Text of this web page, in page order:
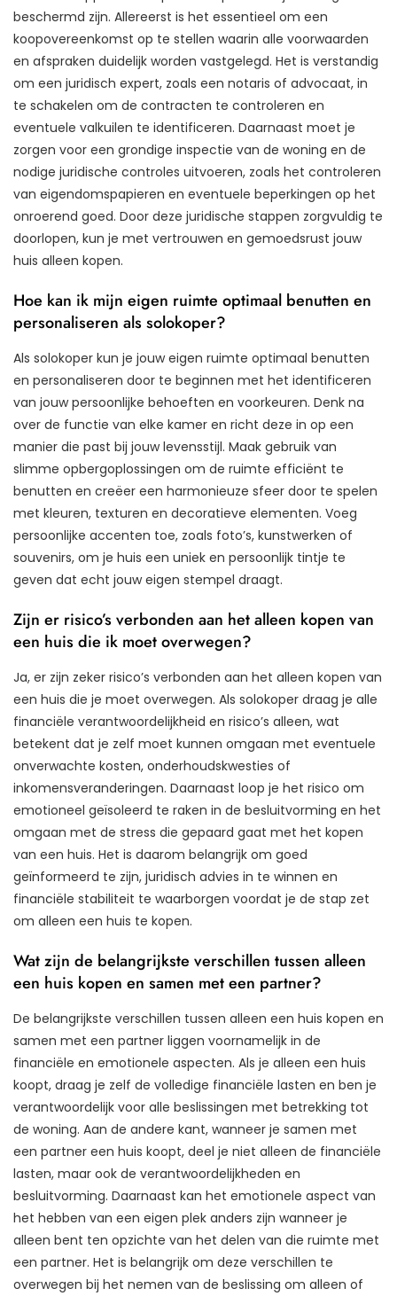
beschermd zijn. Allereerst is het essentieel om een
koopovereenkomst op te stellen waarin alle voorwaarden
en afspraken duidelijk worden vastgelegd. Het is verstandig
om een juridisch expert, zoals een notaris of advocaat, in
te schakelen om de contracten te controleren en
eventuele valkuilen te identificeren. Daarnaast moet je
zorgen voor een grondige inspectie van de woning en de
nodige juridische controles uitvoeren, zoals het controleren
van eigendomspapieren en eventuele beperkingen op het
onroerend goed. Door deze juridische stappen zorgvuldig te
doorlopen, kun je met vertrouwen en gemoedsrust jouw
huis alleen kopen.
Hoe kan ik mijn eigen ruimte optimaal benutten en
personaliseren als solokoper?
Als solokoper kun je jouw eigen ruimte optimaal benutten
en personaliseren door te beginnen met het identificeren
van jouw persoonlijke behoeften en voorkeuren. Denk na
over de functie van elke kamer en richt deze in op een
manier die past bij jouw levensstijl. Maak gebruik van
slimme opbergoplossingen om de ruimte efficiënt te
benutten en creëer een harmonieuze sfeer door te spelen
met kleuren, texturen en decoratieve elementen. Voeg
persoonlijke accenten toe, zoals foto’s, kunstwerken of
souvenirs, om je huis een uniek en persoonlijk tintje te
geven dat echt jouw eigen stempel draagt.
Zijn er risico’s verbonden aan het alleen kopen van
een huis die ik moet overwegen?
Ja, er zijn zeker risico’s verbonden aan het alleen kopen van
een huis die je moet overwegen. Als solokoper draag je alle
financiële verantwoordelijkheid en risico’s alleen, wat
betekent dat je zelf moet kunnen omgaan met eventuele
onverwachte kosten, onderhoudskwesties of
inkomensveranderingen. Daarnaast loop je het risico om
emotioneel geïsoleerd te raken in de besluitvorming en het
omgaan met de stress die gepaard gaat met het kopen
van een huis. Het is daarom belangrijk om goed
geïnformeerd te zijn, juridisch advies in te winnen en
financiële stabiliteit te waarborgen voordat je de stap zet
om alleen een huis te kopen.
Wat zijn de belangrijkste verschillen tussen alleen
een huis kopen en samen met een partner?
De belangrijkste verschillen tussen alleen een huis kopen en
samen met een partner liggen voornamelijk in de
financiële en emotionele aspecten. Als je alleen een huis
koopt, draag je zelf de volledige financiële lasten en ben je
verantwoordelijk voor alle beslissingen met betrekking tot
de woning. Aan de andere kant, wanneer je samen met
een partner een huis koopt, deel je niet alleen de financiële
lasten, maar ook de verantwoordelijkheden en
besluitvorming. Daarnaast kan het emotionele aspect van
het hebben van een eigen plek anders zijn wanneer je
alleen bent ten opzichte van het delen van die ruimte met
een partner. Het is belangrijk om deze verschillen te
overwegen bij het nemen van de beslissing om alleen of